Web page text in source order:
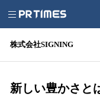
株式会社SIGNING
新しい豊かさと